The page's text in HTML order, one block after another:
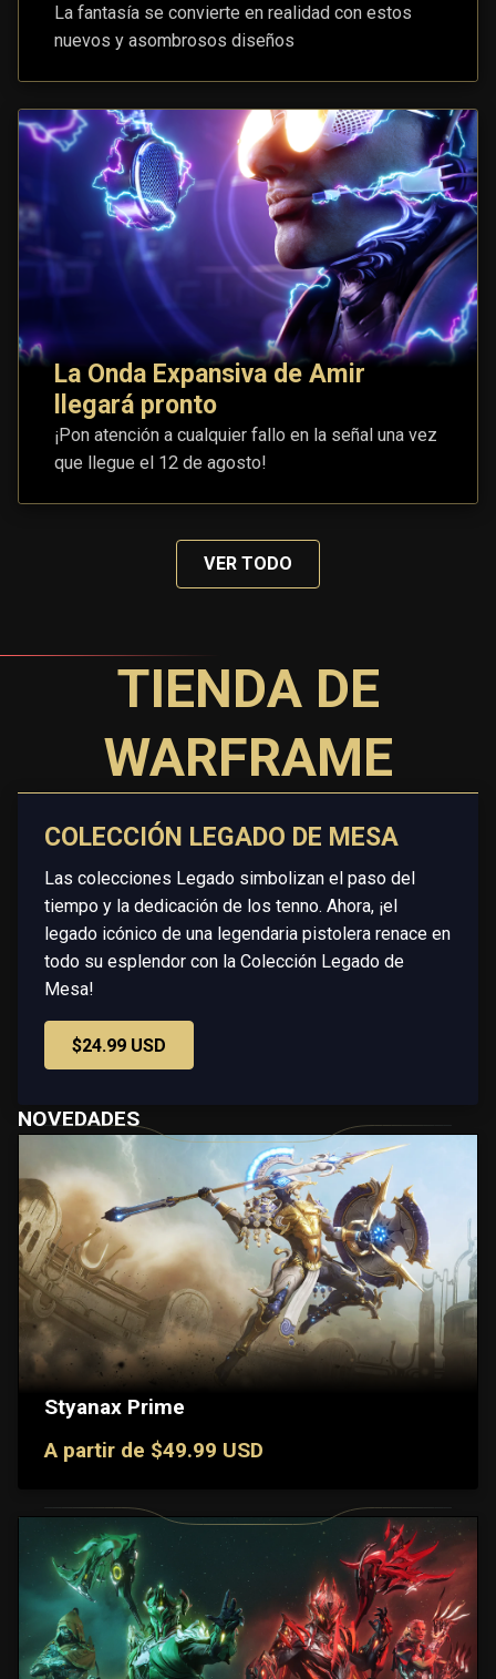
La fantasía se convierte en realidad con estos
nuevos y asombrosos diseños
La Onda Expansiva de Amir
llegará pronto
¡Pon atención a cualquier fallo en la señal una vez
que llegue el 12 de agosto!
VER TODO
TIENDA DE
WARFRAME
COLECCIÓN LEGADO DE MESA
Las colecciones Legado simbolizan el paso del
tiempo y la dedicación de los tenno. Ahora, ¡el
legado icónico de una legendaria pistolera renace en
todo su esplendor con la Colección Legado de
Mesa!
$24.99 USD
NOVEDADES
Styanax Prime
A partir de $49.99 USD